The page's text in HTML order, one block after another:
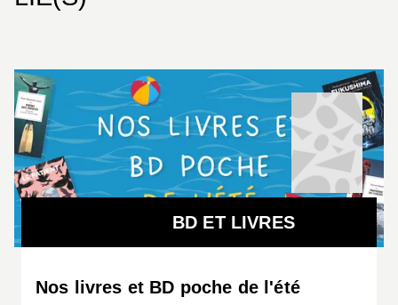
BD ET LIVRES
Nos livres et BD poche de l'été